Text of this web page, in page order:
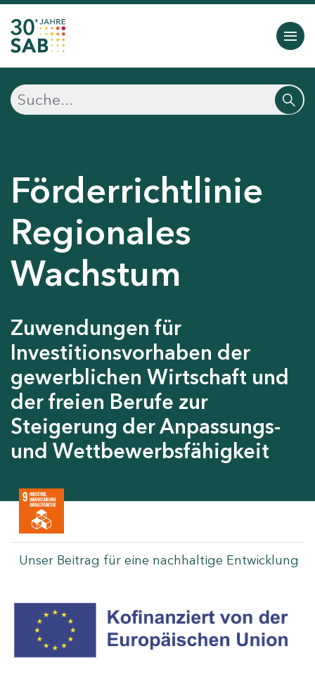
Förderrichtlinie
Regionales
Wachstum
Zuwendungen für
Investitionsvorhaben der
gewerblichen Wirtschaft und
der freien Berufe zur
Steigerung der Anpassungs-
und Wettbewerbsfähigkeit
Unser Beitrag für eine nachhaltige Entwicklung